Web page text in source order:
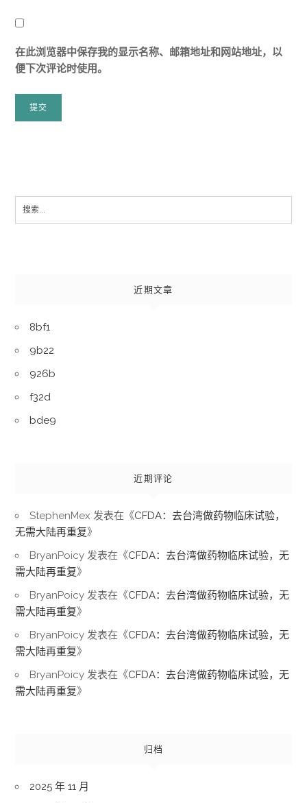
在此浏览器中保存我的显示名称、邮箱地址和网站地址，以
便下次评论时使用。
Search
for:
近期文章
8bf1
9b22
926b
f32d
bde9
近期评论
StephenMex 发表在《CFDA：去台湾做药物临床试验，
无需大陆再重复》
BryanPoicy 发表在《CFDA：去台湾做药物临床试验，无
需大陆再重复》
BryanPoicy 发表在《CFDA：去台湾做药物临床试验，无
需大陆再重复》
BryanPoicy 发表在《CFDA：去台湾做药物临床试验，无
需大陆再重复》
BryanPoicy 发表在《CFDA：去台湾做药物临床试验，无
需大陆再重复》
归档
2025 年 11 月